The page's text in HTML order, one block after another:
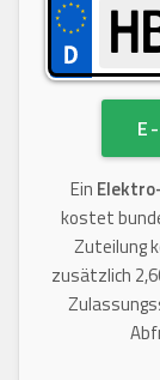
Ein
kostet
Zuteilung
zusätzlich